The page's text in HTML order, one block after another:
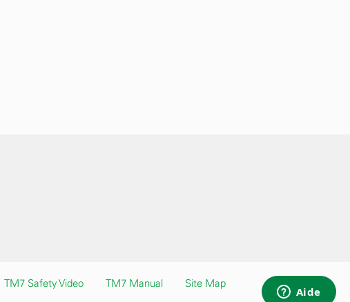
TM7 Safety Video TM7 Manual Site Map